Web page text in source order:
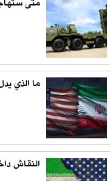
متى
ما الذي
النقاش